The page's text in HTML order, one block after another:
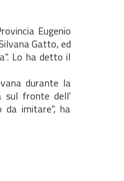
Eugenio
Gatto, ed
Lo ha detto il
durante la
sul fronte dell'
da imitare", ha